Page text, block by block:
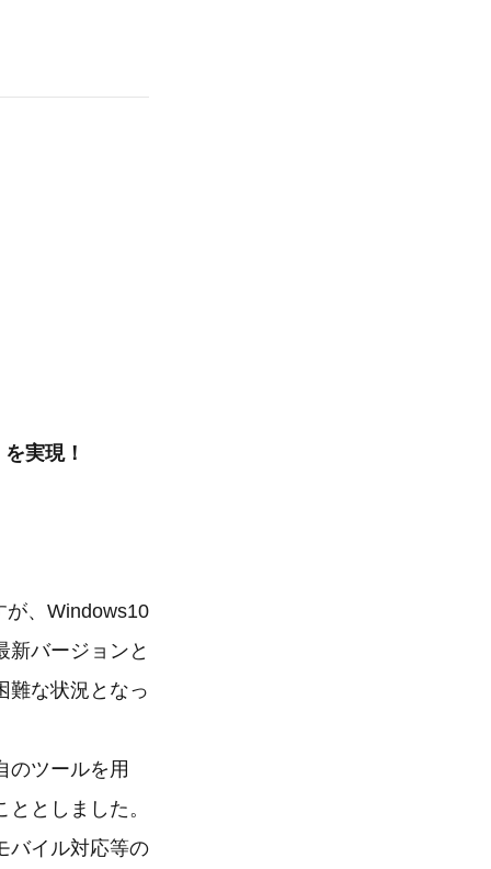
実現！
が、Windows10
新バージョンと
難な状況となっ
のツールを用
としました。
バイル対応等の